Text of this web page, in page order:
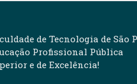
de Tecnologia de São
Profissional Pública
e de Excelência!